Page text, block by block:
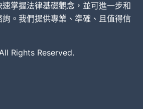
掌握法律基礎觀念，並可進一步和
。我們提供專業、準確、且值得信
Rights Reserved.